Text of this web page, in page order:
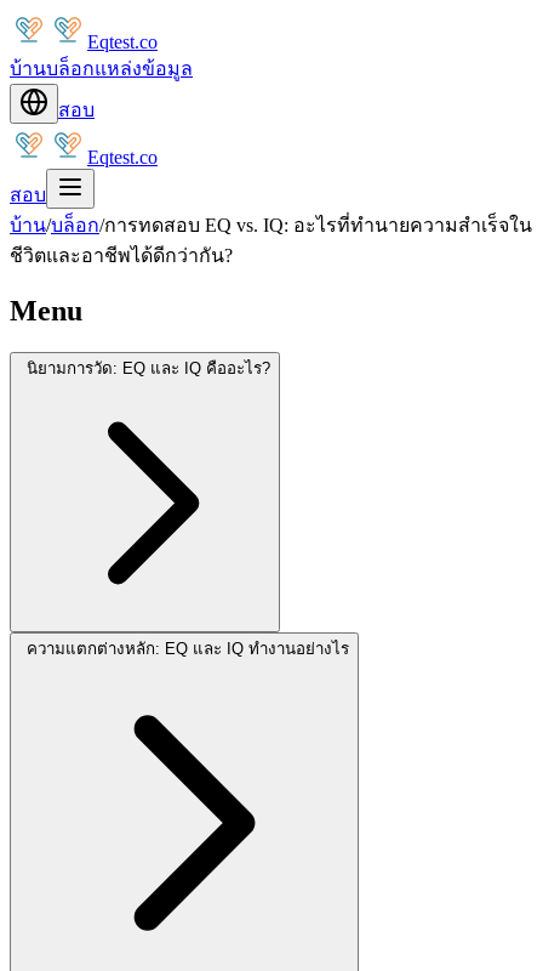
Eqtest.co
บ้านบล็อกแหล่งข้อมูล
สอบ
Eqtest.co
สอบ
บ้าน/บล็อก/การทดสอบ EQ vs. IQ: อะไรที่ทำนายความสำเร็จใน
ชีวิตและอาชีพได้ดีกว่ากัน?
Menu
นิยามการวัด: EQ และ IQ คืออะไร?
ความแตกต่างหลัก: EQ และ IQ ทำงานอย่างไร